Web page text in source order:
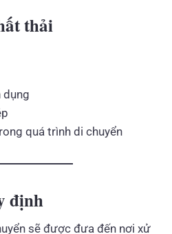
thải
dụng
quá trình di chuyển
định
sẽ được đưa đến nơi xử